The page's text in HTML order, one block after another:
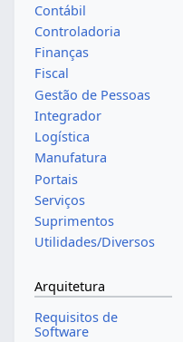
Contábil
Controladoria
Finanças
Fiscal
Gestão de Pessoas
Integrador
Logística
Manufatura
Portais
Serviços
Suprimentos
Utilidades/Diversos
Arquitetura
Requisitos de
Software